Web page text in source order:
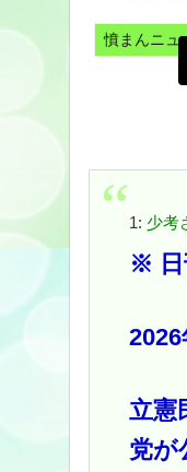
憤まんニュ
1: 少考
※ 日
立憲
党が